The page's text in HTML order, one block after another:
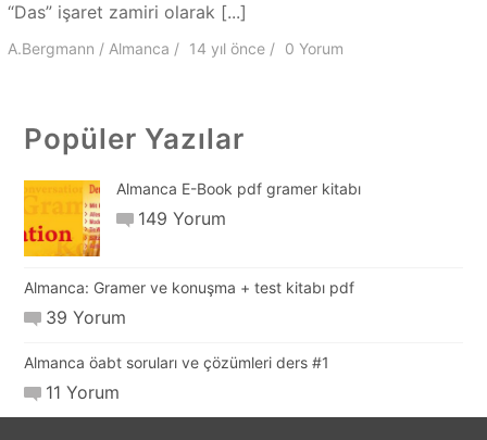
“Das” işaret zamiri olarak [...]
A.Bergmann Almanca 14 yılönce 0 Yorum
Popüler Yazılar
Almanca E-Book pdf gramer kitabı
149 Yorum
Almanca: Gramer ve konuşma + test kitabı pdf
39 Yorum
Almanca öabt soruları ve çözümleri ders #1
11 Yorum